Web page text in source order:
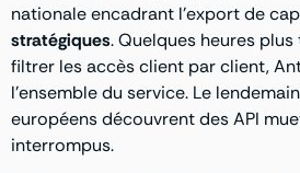
nationale encadrant l’export de
stratégiques. Quelques heures
filtrer les accès client par client,
l’ensemble du service. Le
européens découvrent des API
interrompus.